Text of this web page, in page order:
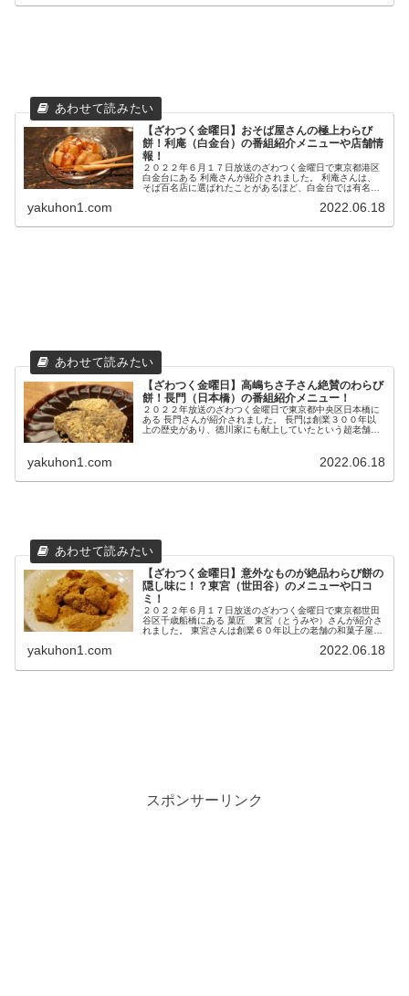
【ざわつく金曜日】おそば屋さんの極上わらび
餅！利庵（白金台）の番組紹介メニューや店舗情
報！
２０２２年６月１７日放送のざわつく金曜日で東京都港区
白金台にある 利庵さんが紹介されました。 利庵さんは、
そば百名店に選ばれたことがあるほど、白金台では有名な
yakuhon1.com 2022.06.18
【ざわつく金曜日】高嶋ちさ子さん絶賛のわらび
餅！長門（日本橋）の番組紹介メニュー！
２０２２年放送のざわつく金曜日で東京都中央区日本橋に
ある 長門さんが紹介されました。 長門は創業３００年以
上の歴史があり、徳川家にも献上していたという超老舗の
yakuhon1.com 2022.06.18
【ざわつく金曜日】意外なものが絶品わらび餅の
隠し味に！？東宮（世田谷）のメニューや口コ
ミ！
２０２２年６月１７日放送のざわつく金曜日で東京都世田
谷区千歳船橋にある 菓匠 東宮（とうみや）さんが紹介さ
れました。 東宮さんは創業６０年以上の老舗の和菓子屋さ
yakuhon1.com 2022.06.18
スポンサーリンク